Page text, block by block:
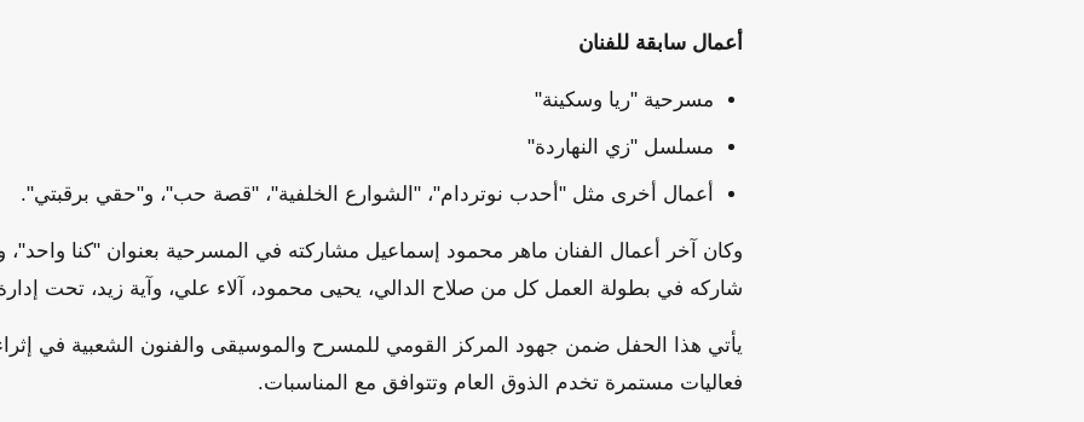
أعمال سابقة للفنان
مسرحية "ريا وسكينة"
مسلسل "زي النهاردة"
أعمال أخرى مثل "أحدب نوتردام"، "الشوارع الخلفية"، "قصة حب"، و"حقي برقبتي".
شاركه في بطولة العمل كل من صلاح الدالي، يحيى محمود، آلاء علي، وآية زيد، تحت
يأتي هذا الحفل ضمن جهود المركز القومي للمسرح والموسيقى والفنون الشعبية في إثراء
فعاليات مستمرة تخدم الذوق العام وتتوافق مع المناسبات.